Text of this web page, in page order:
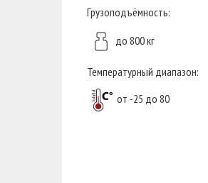
Грузоподъёмность:
до 800 кг
Температурный диапазон:
от -25 до 80